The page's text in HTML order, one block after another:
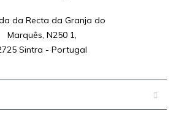
da Recta da Granja do
Marquês, N250 1,
Sintra - Portugal